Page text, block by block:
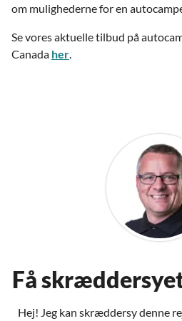
om mulighederne for en
Se vores aktuelle tilbud på
Canada her
Få
Hej! Jeg kan skræddersy denne